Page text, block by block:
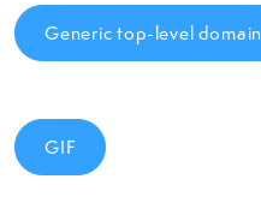
Generic top-level domain
GIF